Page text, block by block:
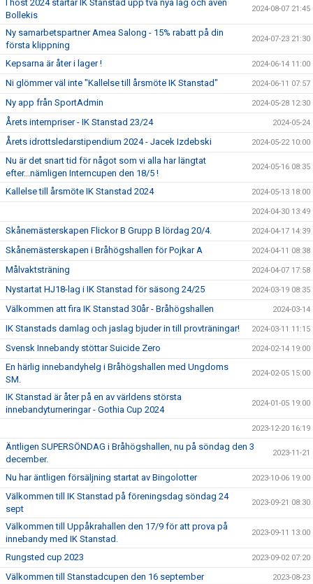
I höst 2024 startar IK Stanstad upp två nya lag och även
Bollekis
2024-08-07 21:45
Ny samarbetspartner Amea Salong - 15% rabatt på din
första klippning
2024-07-23 21:30
Kepsarna är åter i lager ! 2024-06-14 11:00
Ni glömmer väl inte "Kallelse till årsmöte IK Stanstad" 2024-06-11 07:57
Ny app från SportAdmin 2024-05-28 12:30
Årets internpriser - IK Stanstad 23/24 2024-05-24
Årets idrottsledarstipendium 2024 - Jacek Izdebski 2024-05-22 10:00
Nu är det snart tid för något som vi alla har längtat
efter...nämligen Interncupen den 18/5 !
2024-05-16 08:35
Kallelse till årsmöte IK Stanstad 2024 2024-05-13 18:00
2024-04-30 13:49
Skånemästerskapen Flickor B Grupp B lördag 20/4. 2024-04-17 14:39
Skånemästerskapen i Bråhögshallen för Pojkar A 2024-04-11 08:38
Målvaktsträning 2024-04-07 17:58
Nystartat HJ18-lag i IK Stanstad för säsong 24/25 2024-03-19 08:35
Välkommen att fira IK Stanstad 30år - Bråhögshallen 2024-03-14
IK Stanstads damlag och jaslag bjuder in till provträningar! 2024-03-11 11:15
Svensk Innebandy stöttar Suicide Zero 2024-02-14 19:00
En härlig innebandyhelg i Bråhögshallen med Ungdoms
SM.
2024-02-05 15:00
IK Stanstad är åter på en av världens största
innebandyturneringar - Gothia Cup 2024
2024-01-05 19:00
2023-12-20 16:19
Äntligen SUPERSÖNDAG i Bråhögshallen, nu på söndag den 3
december.
2023-11-21
Nu har äntligen försäljning startat av Bingolotter 2023-10-06 19:00
Välkommen till IK Stanstad på föreningsdag söndag 24
sept
2023-09-21 08:30
Välkommen till Uppåkrahallen den 17/9 för att prova på
innebandy med IK Stanstad.
2023-09-11 13:00
Rungsted cup 2023 2023-09-02 07:20
Välkommen till Stanstadcupen den 16 september 2023-08-23